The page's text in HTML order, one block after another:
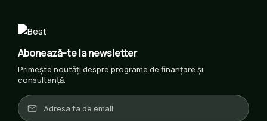
Abonează-te la newsletter
Primește noutăți despre programe de finanțare și
consultanță.